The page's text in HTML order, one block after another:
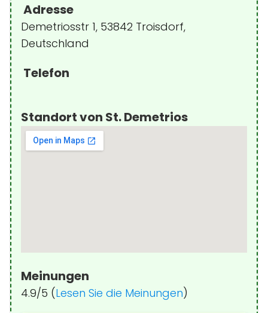
Adresse
Demetriosstr 1, 53842 Troisdorf,
Deutschland
Telefon
Standort von St. Demetrios
Meinungen
4.9/5 (Lesen Sie die Meinungen)